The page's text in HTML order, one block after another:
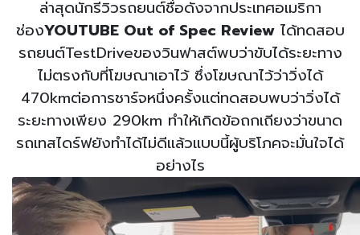
ล่าสุดนักรีวิวรถยนต์ชื่อดังจากประเทศอเมริกา
ช่องYOUTUBE Out of Spec Reviewได้ทดสอบ
รถยนต์TestDriveของวินฟาสต์พบว่าขับได้ระยะทาง
ไม่ตรงกับที่โฆษณาเอาไว้ ซึ่งโฆษณาไว้ว่าวิ่งได้
470kmต่อการชาร์จหนึ่งครั้งแต่ทดสอบพบว่าวิ่งได้
ระยะทางเพียง 290km ทำให้เกิดข้อถกเถียงว่าขนาด
รถเทสไดร์ฟยังทำได้ไม่ดีแล้วแบบนี้ผู้บริโภคจะมั่นใจได้
อย่างไร